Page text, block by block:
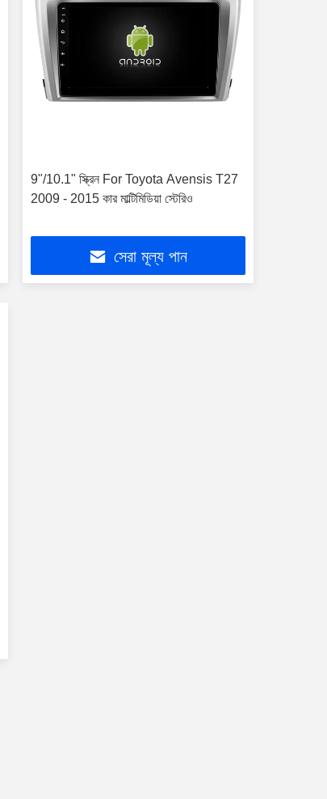
9"/10.1" স্ক্রিন For Toyota Avensis T27
2009 - 2015 কার মাল্টিমিডিয়া স্টেরিও
সেরা মূল্য পান